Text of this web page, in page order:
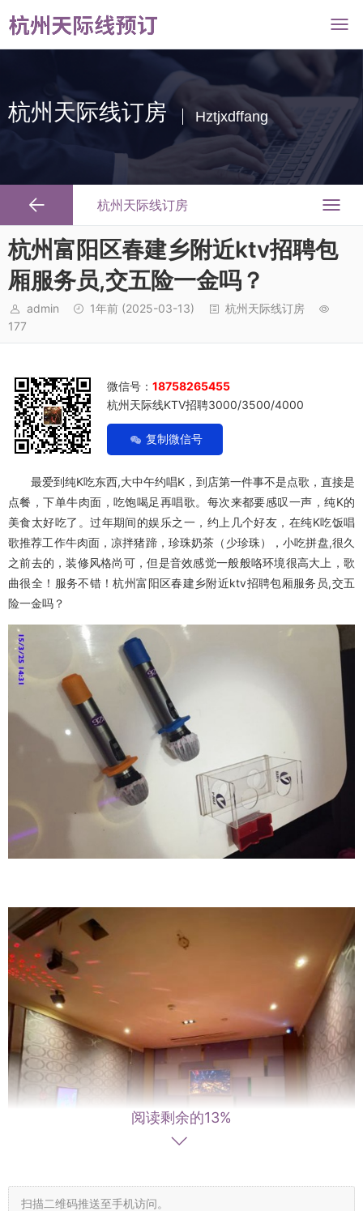
杭州天际线订房 Hztjxdffang
杭州天际线订房
杭州富阳区春建乡附近ktv招聘包
厢服务员,交五险一金吗？
admin 1年前 (2025-03-13)
杭州天际线订房
177
微信号： 18758265455
杭州天际线KTV招聘3000/3500/4000
复制微信号
最爱到纯K吃东西,大中午约唱K，到店第一件事不是点歌，直接是
点餐，下单牛肉面，吃饱喝足再唱歌。每次来都要感叹一声，纯K的
美食太好吃了。过年期间的娱乐之一，约上几个好友，在纯K吃饭唱
歌推荐工作牛肉面，凉拌猪蹄，珍珠奶茶（少珍珠），小吃拼盘,很久
之前去的，装修风格尚可，但是音效感觉一般般咯环境很高大上，歌
曲很全！服务不错！杭州富阳区春建乡附近ktv招聘包厢服务员,交五
险一金吗？
阅读剩余的13%
扫描二维码推送至手机访问。